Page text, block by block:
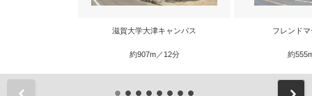
滋賀大学大津キャンパス
約907m／12分
フレンド
約